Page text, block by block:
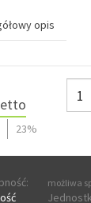
opis
23%
możliwa